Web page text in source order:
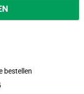
bestellen